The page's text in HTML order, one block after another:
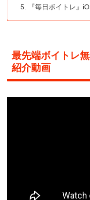
『毎日ボイトレ』
最先端ボイトレ
紹介動画